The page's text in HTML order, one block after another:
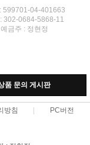
599701-04-401663
302-0684-5868-11
예금주 : 정현정
품 문의 게시판
방침 PC버전